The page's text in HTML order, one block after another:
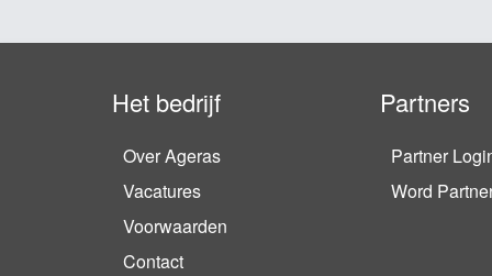
Het bedrijf
Over Ageras
Vacatures
Voorwaarden
Contact
Partners
Partner
Word